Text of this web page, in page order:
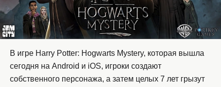
В игре Harry Potter: Hogwarts Mystery, которая вышла
сегодня на Android и iOS, игроки создают
собственного персонажа, а затем целых 7 лет грызут